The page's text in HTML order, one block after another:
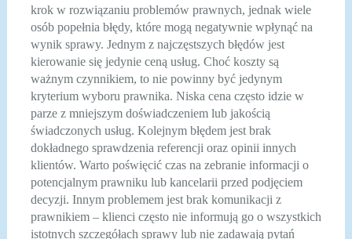
krok w rozwiązaniu problemów prawnych, jednak wiele
osób popełnia błędy, które mogą negatywnie wpłynąć na
wynik sprawy. Jednym z najczęstszych błędów jest
kierowanie się jedynie ceną usług. Choć koszty są
ważnym czynnikiem, to nie powinny być jedynym
kryterium wyboru prawnika. Niska cena często idzie w
parze z mniejszym doświadczeniem lub jakością
świadczonych usług. Kolejnym błędem jest brak
dokładnego sprawdzenia referencji oraz opinii innych
klientów. Warto poświęcić czas na zebranie informacji o
potencjalnym prawniku lub kancelarii przed podjęciem
decyzji. Innym problemem jest brak komunikacji z
prawnikiem – klienci często nie informują go o wszystkich
istotnych szczegółach sprawy lub nie zadawają pytań